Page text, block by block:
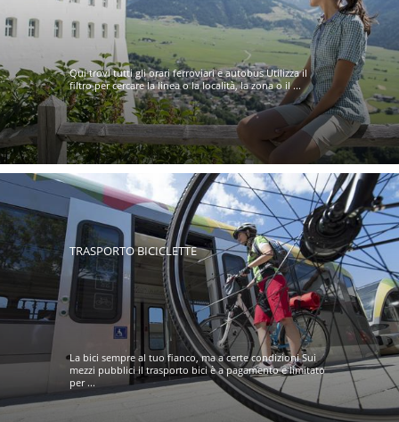
Qui trovi tutti gli orari ferroviari e autobus Utilizza il
filtro per cercare la linea o la località, la zona o il ...
TRASPORTO BICICLETTE
La bici sempre al tuo fianco, ma a certe condizioni Sui
mezzi pubblici il trasporto bici è a pagamento e limitato
per ...